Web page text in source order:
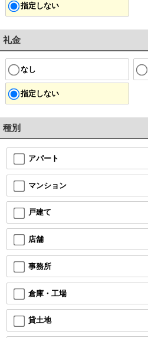
指定しない
礼金
なし
指定しない
種別
アパート
マンション
戸建て
店舗
事務所
倉庫・工場
貸土地